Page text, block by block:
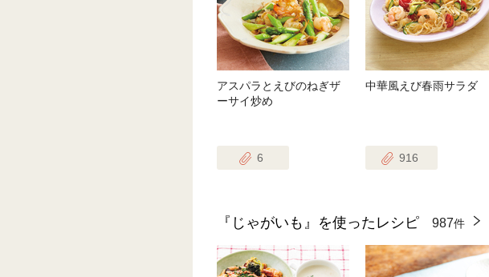
アスパラとえびのねぎザ
ーサイ炒め
6
中華風えび春雨サラダ
916
『じゃがいも』を使ったレシピ 987件